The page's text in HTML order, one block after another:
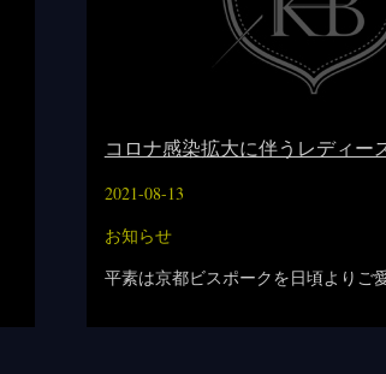
コロナ感染拡大に伴うレディー
2021-08-13
お知らせ
平素は京都ビスポークを日頃よりご